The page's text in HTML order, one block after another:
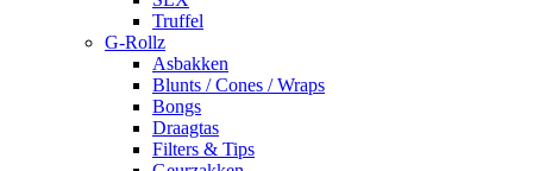
Truffel
G-Rollz
Asbakken
Blunts / Cones / Wraps
Bongs
Draagtas
Filters & Tips